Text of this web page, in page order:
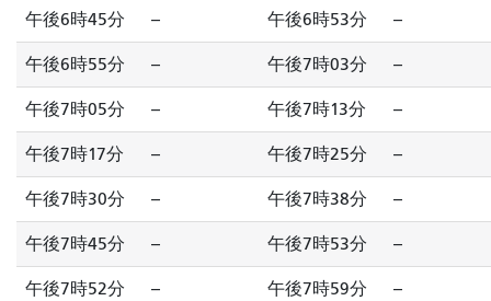
午後6時45分 -- 午後6時53分 --
午後6時55分 -- 午後7時03分 --
午後7時05分 -- 午後7時13分 --
午後7時17分 -- 午後7時25分 --
午後7時30分 -- 午後7時38分 --
午後7時45分 -- 午後7時53分 --
午後7時52分 -- 午後7時59分 --